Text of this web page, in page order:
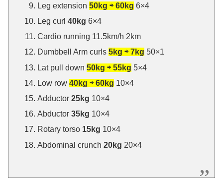
Leg extension 50kg ⇨ 60kg 6×4
Leg curl 40kg 6×4
Cardio running 11.5km/h 2km
Dumbbell Arm curls 5kg ⇨ 7kg 50×1
Lat pull down 50kg ⇨ 55kg 5×4
Low row 40kg ⇨ 60kg 10×4
Adductor 25kg 10×4
Abductor 35kg 10×4
Rotary torso 15kg 10×4
Abdominal crunch 20kg 20×4